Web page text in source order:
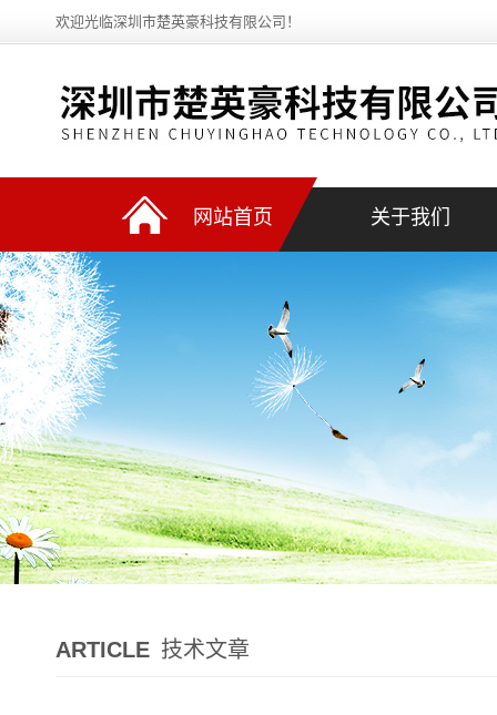
欢迎光临深圳市楚英豪科技有限公司！
网站首页 关于我们
ARTICLE 技术文章